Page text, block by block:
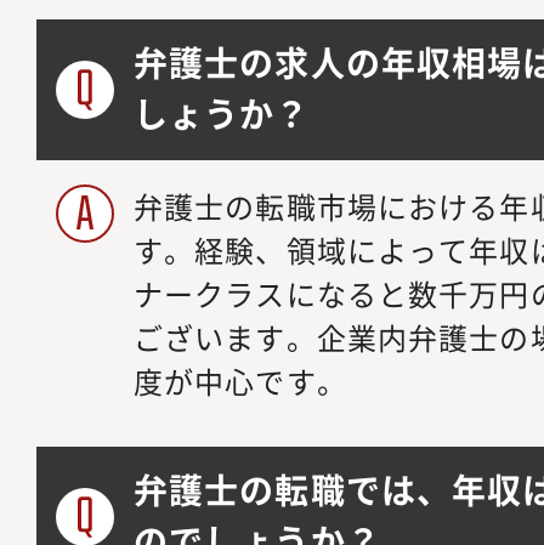
弁護士の求人の年収相場
しょうか？
弁護士の転職市場における
す。経験、領域によって年
ナークラスになると数千万
ございます。企業内弁護士
度が中心です。
弁護士の転職では、年収